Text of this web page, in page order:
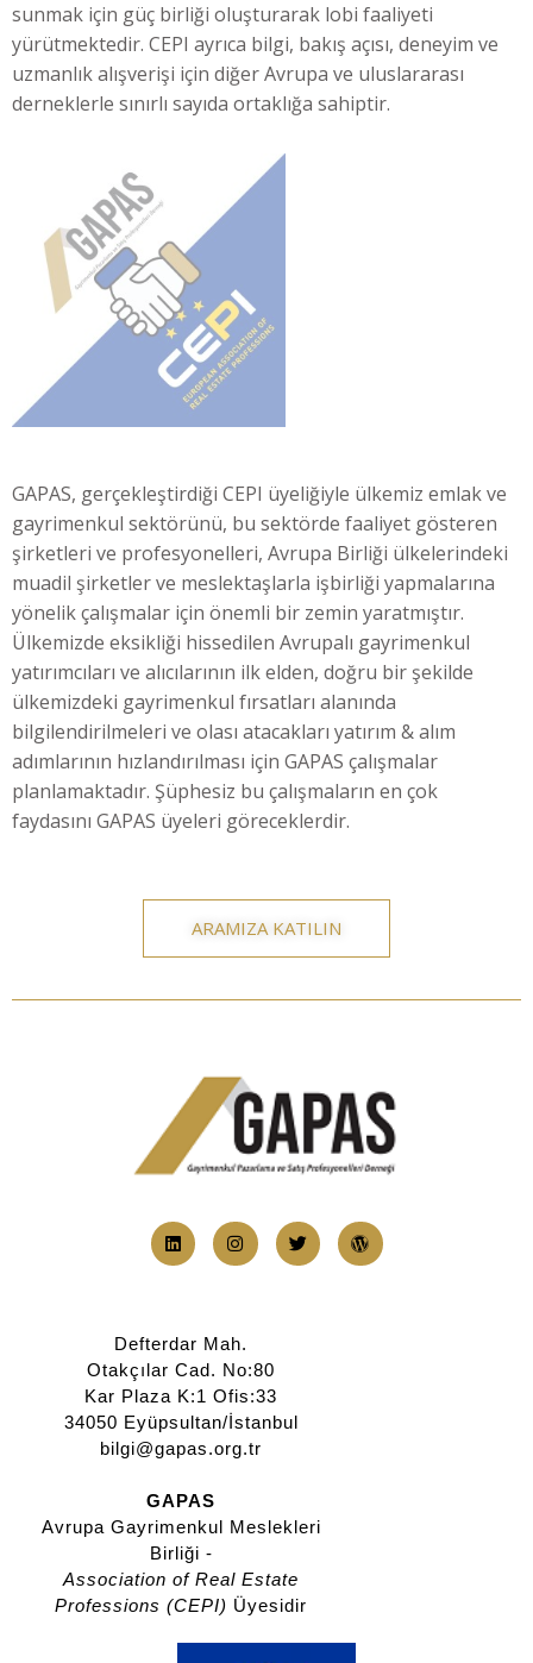
sunmak için güç birliği oluşturarak lobi faaliyeti
yürütmektedir. CEPI ayrıca bilgi, bakış açısı, deneyim ve
uzmanlık alışverişi için diğer Avrupa ve uluslararası
derneklerle sınırlı sayıda ortaklığa sahiptir.
GAPAS, gerçekleştirdiği CEPI üyeliğiyle ülkemiz emlak ve
gayrimenkul sektörünü, bu sektörde faaliyet gösteren
şirketleri ve profesyonelleri, Avrupa Birliği ülkelerindeki
muadil şirketler ve meslektaşlarla işbirliği yapmalarına
yönelik çalışmalar için önemli bir zemin yaratmıştır.
Ülkemizde eksikliği hissedilen Avrupalı gayrimenkul
yatırımcıları ve alıcılarının ilk elden, doğru bir şekilde
ülkemizdeki gayrimenkul fırsatları alanında
bilgilendirilmeleri ve olası atacakları yatırım & alım
adımlarının hızlandırılması için GAPAS çalışmalar
planlamaktadır. Şüphesiz bu çalışmaların en çok
faydasını GAPAS üyeleri göreceklerdir.
ARAMIZA KATILIN
Defterdar Mah.
Otakçılar Cad. No:80
Kar Plaza K:1 Ofis:33
34050 Eyüpsultan/İstanbul
bilgi@gapas.org.tr
GAPAS
Avrupa Gayrimenkul Meslekleri
Birliği -
Association of Real Estate
Professions (CEPI) Üyesidir